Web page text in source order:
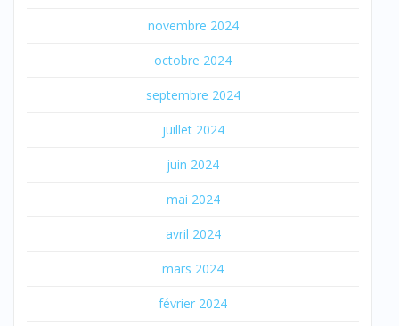
novembre 2024
octobre 2024
septembre 2024
juillet 2024
juin 2024
mai 2024
avril 2024
mars 2024
février 2024